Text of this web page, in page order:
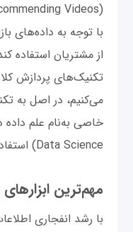
با توجه به داده‌های
از مشتریان استفاده
تکنیک‌های پردازش
می‌کنیم، در اصل به
Data Science) استفاده می‌شوند.
مهم‌ترین
با رشد انفجاری